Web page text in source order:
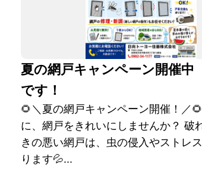
夏の網戸キャンペーン開催中
です！
🌻＼夏の網戸キャンペーン開催！／
に、網戸をきれいにしませんか？ 破
きの悪い網戸は、虫の侵入やストレ
ります💦...